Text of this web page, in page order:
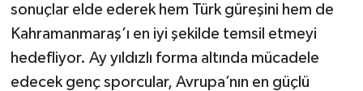
sonuçlar elde ederek hem Türk güreşini hem de
Kahramanmaraş’ı en iyi şekilde temsil etmeyi
hedefliyor. Ay yıldızlı forma altında mücadele
edecek genç sporcular, Avrupa’nın en güçlü